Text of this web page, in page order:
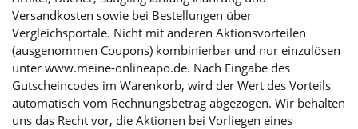
Versandkosten sowie bei Bestellungen über
Vergleichsportale. Nicht mit anderen Aktionsvorteilen
(ausgenommen Coupons) kombinierbar und nur einzulösen
unter www.meine-onlineapo.de. Nach Eingabe des
Gutscheincodes im Warenkorb, wird der Wert des Vorteils
automatisch vom Rechnungsbetrag abgezogen. Wir behalten
uns das Recht vor, die Aktionen bei Vorliegen eines